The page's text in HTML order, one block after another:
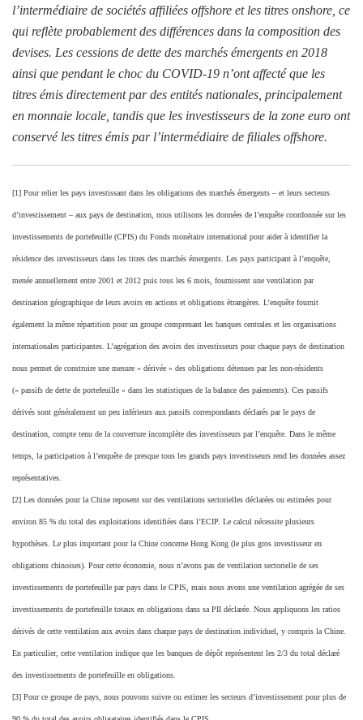
l’intermédiaire de sociétés affiliées offshore et les titres onshore, ce
qui reflète probablement des différences dans la composition des
devises. Les cessions de dette des marchés émergents en 2018
ainsi que pendant le choc du COVID-19 n’ont affecté que les
titres émis directement par des entités nationales, principalement
en monnaie locale, tandis que les investisseurs de la zone euro ont
conservé les titres émis par l’intermédiaire de filiales offshore.
[1] Pour relier les pays investissant dans les obligations des marchés émergents – et leurs secteurs
d’investissement – aux pays de destination, nous utilisons les données de l’enquête coordonnée sur les
investissements de portefeuille (CPIS) du Fonds monétaire international pour aider à identifier la
résidence des investisseurs dans les titres des marchés émergents. Les pays participant à l’enquête,
menée annuellement entre 2001 et 2012 puis tous les 6 mois, fournissent une ventilation par
destination géographique de leurs avoirs en actions et obligations étrangères. L’enquête fournit
également la même répartition pour un groupe comprenant les banques centrales et les organisations
internationales participantes. L’agrégation des avoirs des investisseurs pour chaque pays de destination
nous permet de construire une mesure « dérivée » des obligations détenues par les non-résidents
(« passifs de dette de portefeuille » dans les statistiques de la balance des paiements). Ces passifs
dérivés sont généralement un peu inférieurs aux passifs correspondants déclarés par le pays de
destination, compte tenu de la couverture incomplète des investisseurs par l’enquête. Dans le même
temps, la participation à l’enquête de presque tous les grands pays investisseurs rend les données assez
représentatives.
[2] Les données pour la Chine reposent sur des ventilations sectorielles déclarées ou estimées pour
environ 85 % du total des exploitations identifiées dans l’ECIP. Le calcul nécessite plusieurs
hypothèses. Le plus important pour la Chine concerne Hong Kong (le plus gros investisseur en
obligations chinoises). Pour cette économie, nous n’avons pas de ventilation sectorielle de ses
investissements de portefeuille par pays dans le CPIS, mais nous avons une ventilation agrégée de ses
investissements de portefeuille totaux en obligations dans sa PII déclarée. Nous appliquons les ratios
dérivés de cette ventilation aux avoirs dans chaque pays de destination individuel, y compris la Chine.
En particulier, cette ventilation indique que les banques de dépôt représentent les 2/3 du total déclaré
des investissements de portefeuille en obligations.
[3] Pour ce groupe de pays, nous pouvons suivre ou estimer les secteurs d’investissement pour plus de